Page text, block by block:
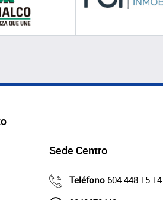
Sede Centro
Teléfono 604 448 15 14